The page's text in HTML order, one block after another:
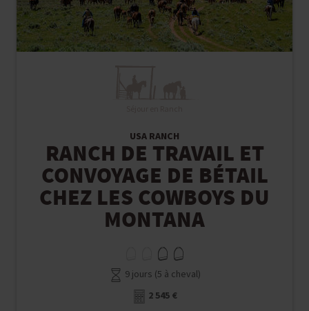
USA RANCH
RANCH DE TRAVAIL ET
CONVOYAGE DE BÉTAIL
CHEZ LES COWBOYS DU
MONTANA
9 jours (5 à cheval)
2 545 €